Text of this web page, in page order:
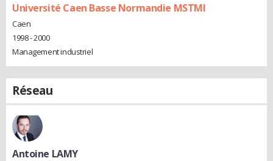
Université Caen Basse Normandie MSTMI
Caen
1998 - 2000
Management industriel
Réseau
Antoine LAMY